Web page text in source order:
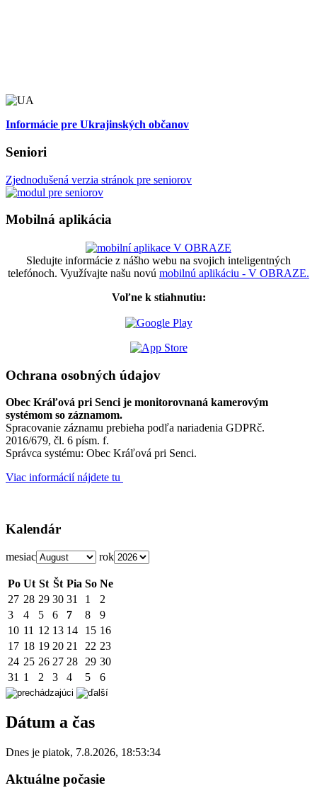
Informácie pre Ukrajinských občanov
Seniori
Zjednodušená verzia stránok pre seniorov
Mobilná aplikácia
Sledujte informácie z nášho webu na svojich inteligentných
telefónoch. Využívajte našu novú mobilnú aplikáciu - V OBRAZE.
Voľne k stiahnutiu:
Ochrana osobných údajov
Obec Kráľová pri Senci je monitorovnaná kamerovým
systémom so záznamom.
Spracovanie záznamu prebieha podľa nariadenia GDPRč.
2016/679, čl. 6 písm. f.
Správca systému: Obec Kráľová pri Senci.
Viac informácií nájdete tu
Kalendár
mesiac rok
Po Ut St Št Pia So Ne
27 28 29 30 31 1
2
3
4 5 6 7 8
9
10 11 12 13 14 15 16
17 18 19 20 21 22 23
24 25 26 27 28 29 30
31 1 2 3 4 5 6
Dátum a čas
Dnes je piatok, 7.8.2026, 18:53:34
Aktuálne počasie